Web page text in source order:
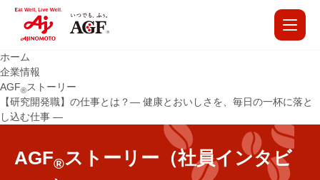
ホーム
企業情報
AGF®ストーリー
【研究開発職】の仕事とは？― 健康とおいしさを、毎日の一杯に落と
し込む仕事 ―
AGF®ストーリー（社員インタビ